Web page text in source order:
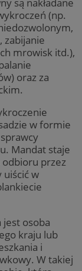
są nakładane
(np.
zabijanie
mrowisk itd.),
oraz za
w formie
Mandat staje
przez
uiścić w
osoba
kraju lub
i
W takiej